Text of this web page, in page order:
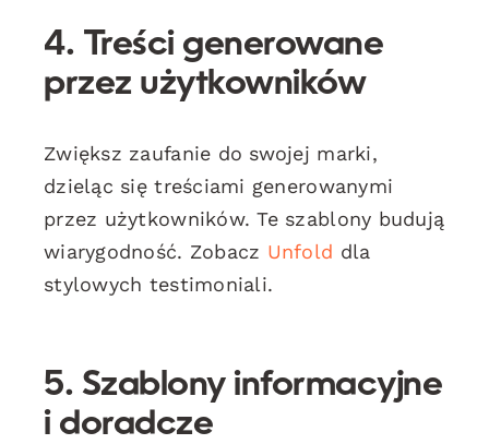
4. Treści generowane
przez użytkowników
Zwiększ zaufanie do swojej marki,
dzieląc się treściami generowanymi
przez użytkowników. Te szablony budują
wiarygodność. Zobacz Unfold dla
stylowych testimoniali.
5. Szablony informacyjne
i doradcze